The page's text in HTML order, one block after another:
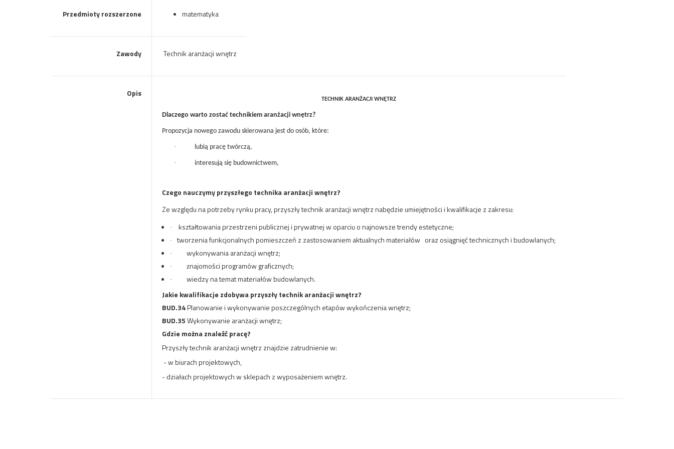
Przedmioty rozszerzone matematyka
Zawody Technik aranżacji wnętrz
Opis
TECHNIK ARANŻACJI WNĘTRZ
Dlaczego warto zostać technikiem aranżacji wnętrz?
Propozycja nowego zawodu skierowana jest do osób, które:
· lubią pracę twórczą,
· interesują się budownictwem,
Czego nauczymy przyszłego technika aranżacji wnętrz?
Ze względu na potrzeby rynku pracy, przyszły technik aranżacji wnętrz nabędzie umiejętnościi kwalifikacje z zakresu:
· kształtowania przestrzeni publicznej i prywatnej w oparciu o najnowsze trendy estetyczne;
· tworzenia funkcjonalnych pomieszczeń z zastosowaniem aktualnych materiałów oraz osiągnięć technicznych i budowlanych;
· wykonywania aranżacji wnętrz;
· znajomości programów graficznych;
·
wiedzy na temat materiałów budowlanych.
Jakie kwalifikacje zdobywa przyszły technik aranżacji wnętrz?
BUD.34Planowanie i wykonywanie poszczególnych etapów wykończenia wnętrz;
BUD.35Wykonywanie aranżacji wnętrz;
Gdzie można znaleźć pracę?
Przyszły technik aranżacji wnętrz znajdzie zatrudnienie w:
- w biurach projektowych,
- działach projektowych w sklepach z wyposażeniem wnętrz.